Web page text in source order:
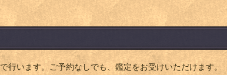
で行います。ご予約なしでも、鑑定をお受けいただけます。